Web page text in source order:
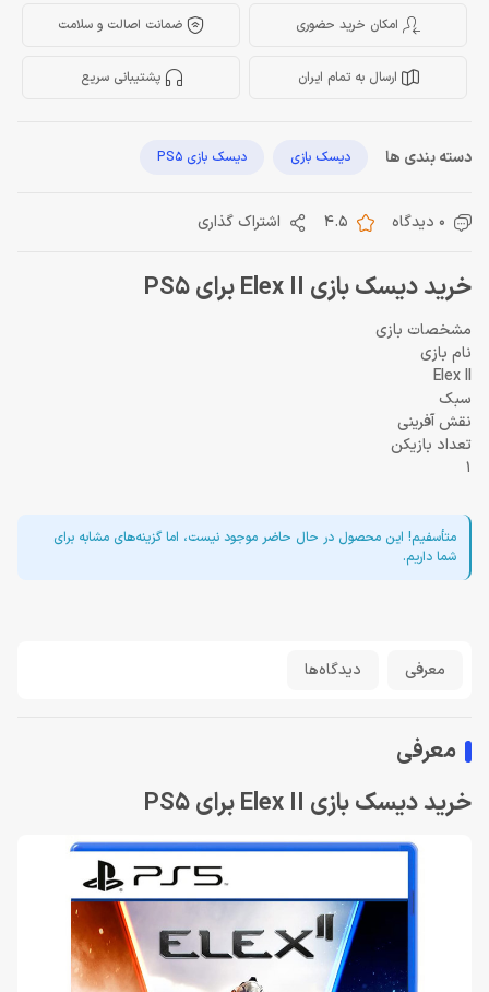
امکان خرید حضوری ضمانت اصالت و سلامت
ارسال به تمام ایران پشتیبانی سریع
دسته بندی ها دیسک بازی دیسک بازی PS5
0 دیدگاه 4.5 اشتراک گذاری
خرید دیسک بازی Elex II برای PS5
مشخصات بازی
نام بازی
Elex II
سبک
نقش آفرینی
تعداد بازیکن
1
متأسفیم! این محصول در حال حاضر موجود نیست، اما گزینه‌های مشابه برای
شما داریم.
معرفی دیدگاه‌ها
معرفی
خرید دیسک بازی Elex II برای PS5